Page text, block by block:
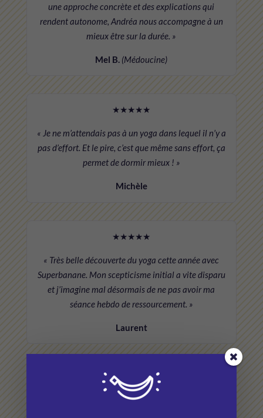
une approche concrète et des explications qui
rendent autonome, Andréa nous accompagne à un
mieux être sur la durée. »
Mel B. (Médoucine)
★★★★★
« Je ne m’attendais pas à un yoga dans lequel il n’y a
pas d’effort. Et le pire, c’est que même sans effort, ça
permet de dormir mieux ! »
Michèle
★★★★★
« Très belle découverte du yoga cette année avec
Superbanane. Mon scepticisme initial a vite disparu
et j’imagine mal désormais de ne pas avoir ma
séance hebdo de ressourcement. »
Laurent
★★★★★
« Je me suis sentie entendue, prise en considération